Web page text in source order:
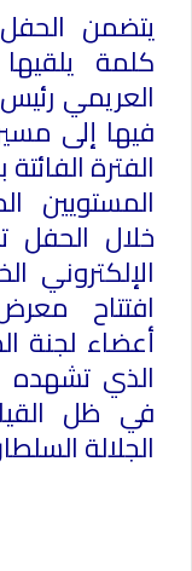
يتضمن
كلمة
العريمي
فيها إلى
الفترة
المستويين
خلال الحفل
الإلكتروني
افتتاح
أعضاء لجنة
الذي تشهده
في ظل
الجلالة